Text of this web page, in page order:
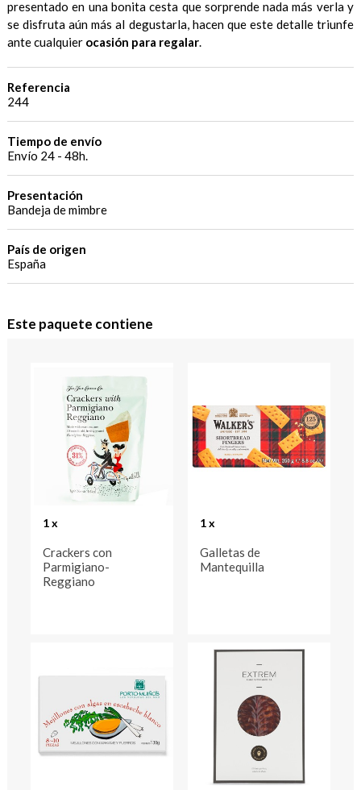
presentado en una bonita cesta que sorprende nada más verla y
se disfruta aún más al degustarla, hacen que este detalle triunfe
ante cualquier ocasión para regalar.
Referencia
244
Tiempo de envío
Envío 24 - 48h.
Presentación
Bandeja de mimbre
País de origen
España
Este paquete contiene
1 x
Crackers con
Parmigiano-
Reggiano
1 x
Galletas de
Mantequilla